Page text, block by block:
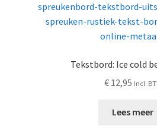
Tekstbord: Ice cold
€12,95 incl.
Lees meer